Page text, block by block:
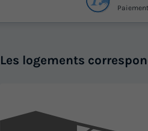
Les logements